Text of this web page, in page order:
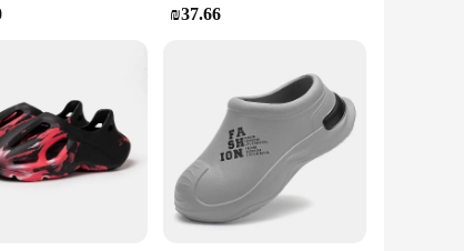
popular choice for men who appreciate both
₪37.66